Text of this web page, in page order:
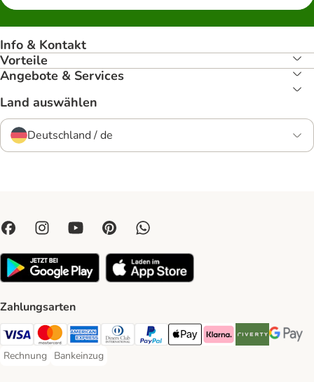
Info & Kontakt
Vorteile
Angebote & Services
Land auswählen
Deutschland / de
Zahlungsarten
Visa Payment Method
Mastercard Payment Method
American Express Payment Method
Diners Club Payment Method
PayPal Payment Method
Apple Pay Payment Method
Klarna Payment Method
Riverty Payment
Google
Rechnung
Rechnung Payment Method
Bankeinzug
Bankeinzug Payment Method